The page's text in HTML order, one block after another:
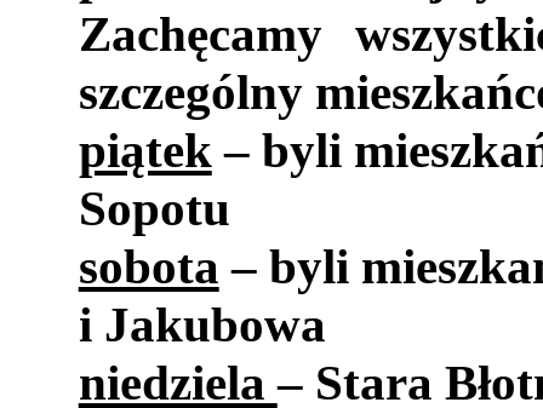
Zachęcamy
szczególny
piątek– byli
Sopotu
sobota – byli
i Jakubowa
niedziela– Stara